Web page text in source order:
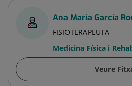
Ana María García
FISIOTERAPEUTA
Medicina Física i
Veure